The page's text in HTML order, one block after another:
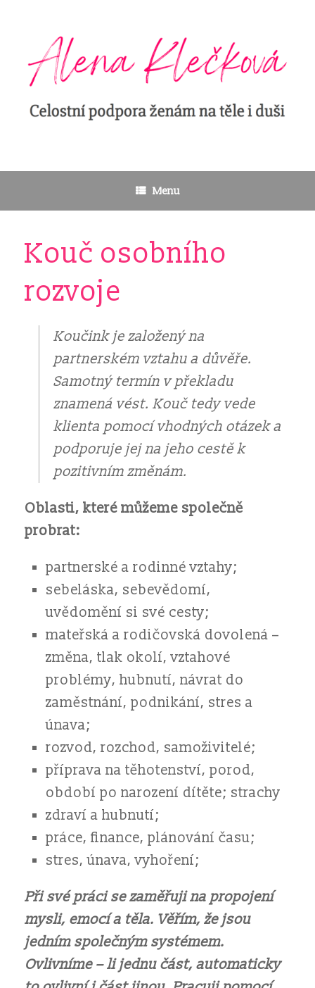
Menu
Kouč osobního
rozvoje
Koučink je založený na
partnerském vztahu a důvěře.
Samotný termín v překladu
znamená vést. Kouč tedy vede
klienta pomocí vhodných otázek a
podporuje jej na jeho cestě k
pozitivním změnám.
Oblasti, které můžeme společně
probrat:
partnerské a rodinné vztahy;
sebeláska, sebevědomí,
uvědomění si své cesty;
mateřská a rodičovská dovolená –
změna, tlak okolí, vztahové
problémy, hubnutí, návrat do
zaměstnání, podnikání, stres a
únava;
rozvod, rozchod, samoživitelé;
příprava na těhotenství, porod,
období po narození dítěte; strachy
zdraví a hubnutí;
práce, finance, plánování času;
stres, únava, vyhoření;
Při své práci se zaměřuji na propojení
mysli, emocí a těla. Věřím, že jsou
jedním společným systémem.
Ovlivníme – li jednu část, automaticky